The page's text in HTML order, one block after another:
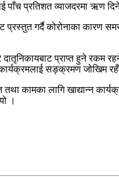
पाँच प्रतिशत व्याजदरमा ऋण
गर्दै कोरोनाका कारण
प्राप्त हुने
सङ्क्रमण जोखिम
कामका लागि खाद्यान्न
।